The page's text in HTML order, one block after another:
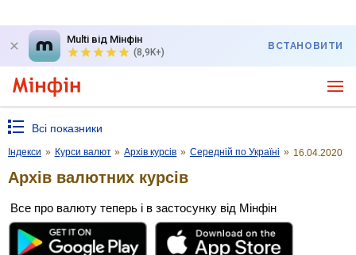
Multi від Мінфін
(8,9K+)
ВСТАНОВИТИ
Всі показники
Індекси » Курси валют » Архів курсів » Середній по Україні » 16.04.2020
Архів валютних курсів
Все про валюту теперь і в застосунку від Мінфін